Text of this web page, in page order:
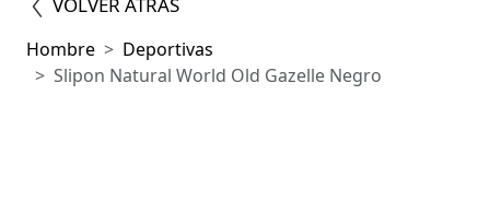
Hombre
Deportivas
Slipon Natural World Old Gazelle Negro